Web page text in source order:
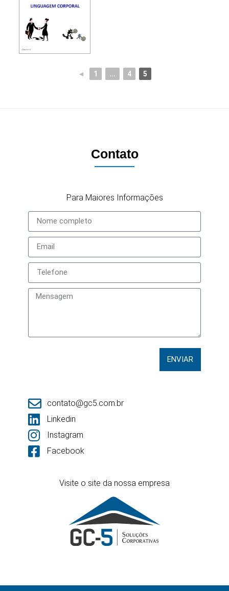
◄ 1 ... 4 5
Contato
Para Maiores Informações
ENVIAR
contato@gc5.com.br
Linkedin
Instagram
Facebook
Visite o site da nossa empresa